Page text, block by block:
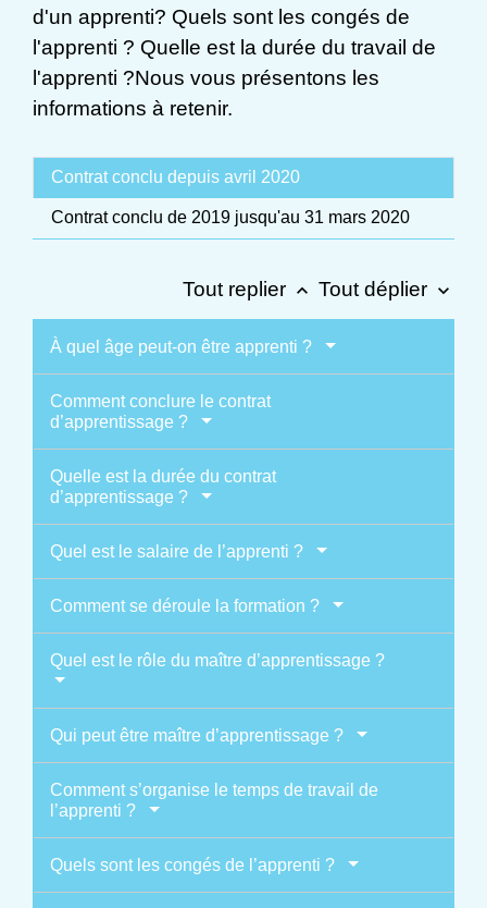
d'un apprenti? Quels sont les congés de
l'apprenti ? Quelle est la durée du travail de
l'apprenti ?Nous vous présentons les
informations à retenir.
Contrat conclu depuis avril 2020
Contrat conclu de 2019 jusqu'au 31 mars 2020
Tout replier keyboard_arrow_up Tout déplier keyboard_arrow_down
À quel âge peut-on être apprenti ?
Comment conclure le contrat
d’apprentissage ?
Quelle est la durée du contrat
d’apprentissage ?
Quel est le salaire de l’apprenti ?
Comment se déroule la formation ?
Quel est le rôle du maître d’apprentissage ?
Qui peut être maître d’apprentissage ?
Comment s’organise le temps de travail de
l’apprenti ?
Quels sont les congés de l’apprenti ?